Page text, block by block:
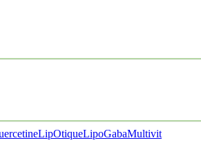
LipOtiqueLipoGabaMultivit